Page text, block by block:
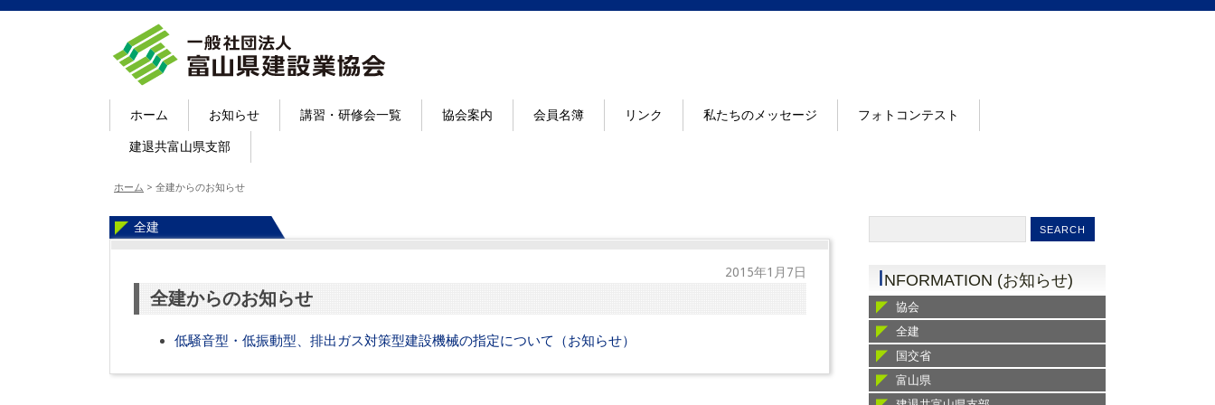
ホーム お知らせ 講習・研修会一覧 協会案内 会員名簿 リンク 私たちのメッセージ フォトコンテスト
建退共富山県支部
ホーム > 全建からのお知らせ
全建
2015年1月7日
全建からのお知らせ
低騒音型・低振動型、排出ガス対策型建設機械の指定について（お知らせ）
INFORMATION (お知らせ)
協会
全建
国交省
富山県